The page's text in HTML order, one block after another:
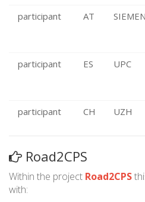
participant
AT
participant
ES UPC
participant
CH UZH
Road2CPS
Within the project Road2CPS
with: